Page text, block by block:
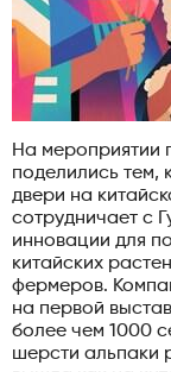
На мероприятии
поделились тем,
двери на
сотрудничает с
инновации для
китайских
фермеров.
на первой
более чем 1000
шерсти альпаки